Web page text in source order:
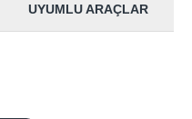
UYUMLU ARAÇLAR